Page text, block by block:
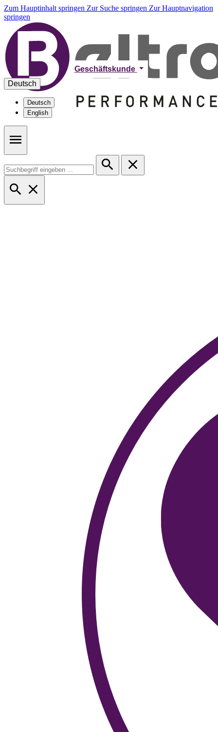
Zum Hauptinhalt springen Zur Suche springen Zur Hauptnavigation
springen
Geschäftskunde
Deutsch
Deutsch
English